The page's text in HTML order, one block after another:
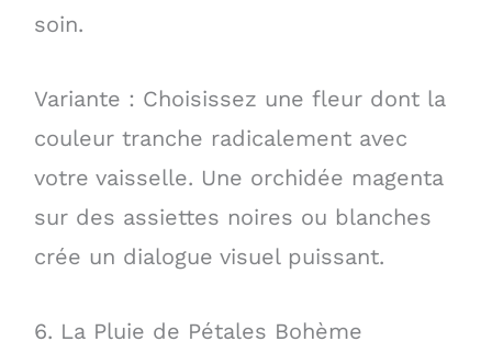
soin.
Variante : Choisissez une fleur dont la
couleur tranche radicalement avec
votre vaisselle. Une orchidée magenta
sur des assiettes noires ou blanches
crée un dialogue visuel puissant.
6. La Pluie de Pétales Bohème